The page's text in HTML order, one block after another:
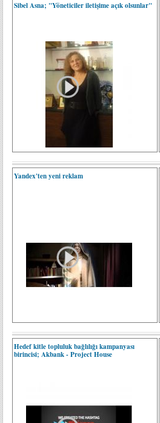
Sibel Asna; "Yöneticiler iletişime açık olsunlar"
Yandex'ten yeni reklam
Hedef kitle topluluk bağlılığı kampanyası
birincisi; Akbank - Project House